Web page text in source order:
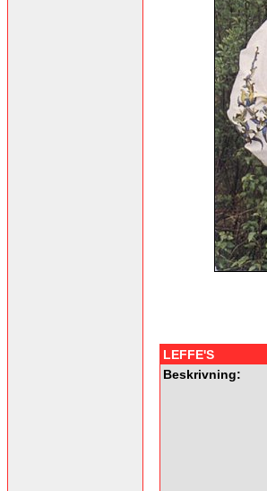
LEFFE'S
Beskrivning: